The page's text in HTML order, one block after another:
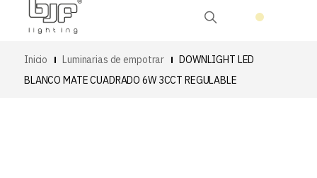
Inicio Luminarias de empotrar
DOWNLIGHT LED
BLANCO MATE CUADRADO 6W 3CCT REGULABLE